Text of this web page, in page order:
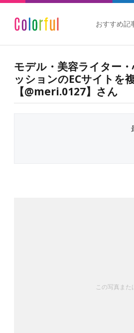
おすすめ記
モデル・美容ライター
ッションのECサイトを
【@meri.0127】さん
この写真ま